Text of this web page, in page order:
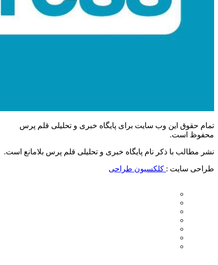
تمام حقوق این وب سایت برای پایگاه خبری و تحلیلی قلم پرس
محفوظ است.
نشر مطالب با ذکر نام پایگاه خبری و تحلیلی قلم پرس بلامانع است.
طراحی سایت : کلکسیون طراحی